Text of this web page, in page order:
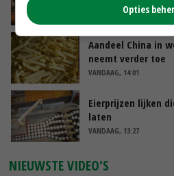
VANDAAG, 14:35
Aandeel China in
neemt verder toe
VANDAAG, 14:01
Eierprijzen lijken
laten
VANDAAG, 13:27
NIEUWSTE VIDEO'S
Opties